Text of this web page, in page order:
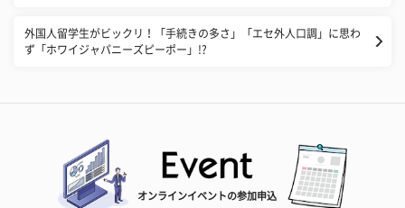
外国人留学生がビックリ！「手続きの多さ」「エセ外人口調」に思わ
ず「ホワイジャパニーズピーポー」!?
オンラインイベントの参加申込